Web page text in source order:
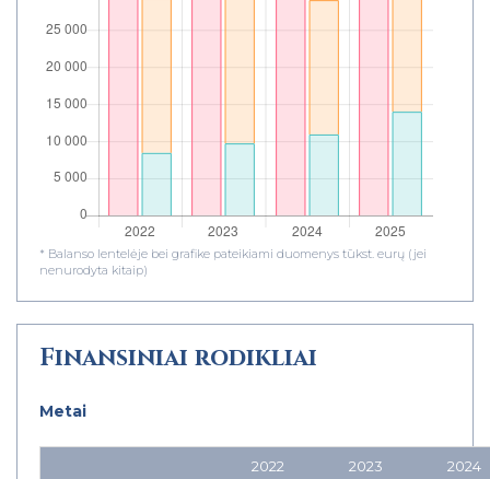
* Balanso lentelėje bei grafike pateikiami duomenys tūkst. eurų (jei
nenurodyta kitaip)
Finansiniai rodikliai
Metai
2022 2023 2024